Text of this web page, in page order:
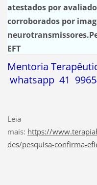
atestados por
corroborados por
EFT
Mentoria
whatsapp 41
Leia
mais: https://
des/pesquisa-confirma-